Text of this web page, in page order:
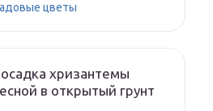
цветы
хризантемы
в открытый грунт